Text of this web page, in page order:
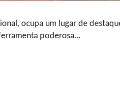
ocupa um lugar de
poderosa…